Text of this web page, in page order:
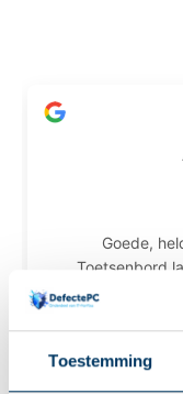
Toestemming
Goede,
Toetsenbord